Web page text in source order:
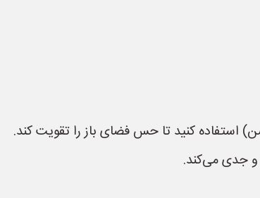
استفاده کنید تا حس فضای باز را تقویت کند.
و جدی می‌کند.